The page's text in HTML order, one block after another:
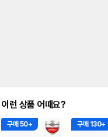
이런 상품 어때요?
구매 50+ 구매 130+